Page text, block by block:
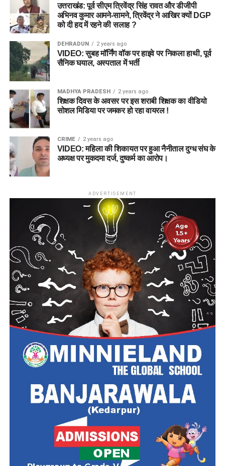
उत्तराखंड: पूर्व सीएम त्रिवेंद्र सिंह रावत और डीजीपी
अभिनव कुमार आमने-सामने, त्रिवेंद्र ने आखिर क्यों DGP
को दी हद में रहने की सलाह ?
DEHRADUN 2 years ago
VIDEO: सुबह मॉर्निंग वॉक पर हाइवे पर निकला हाथी, पूर्व
सैनिक घयाल, अस्पताल में भर्ती
MADHYA PRADESH 2 years ago
शिक्षक दिवस के अवसर पर इस शराबी शिक्षक का वीडियो
सोशल मिडिया पर जमकर हो रहा वायरल !
CRIME 2 years ago
VIDEO: महिला की शिकायत पर हुआ नैनीताल दुग्ध संघ के
अध्यक्ष पर मुकदमा दर्ज, दुष्कर्म का आरोप।
ADVERTISEMENT